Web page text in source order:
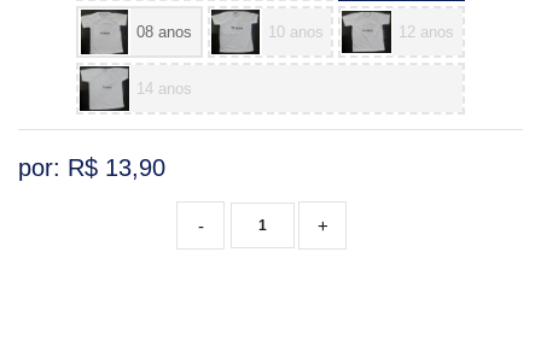
08 anos 10 anos 12 anos
14 anos
por: R$ 13,90
+
-